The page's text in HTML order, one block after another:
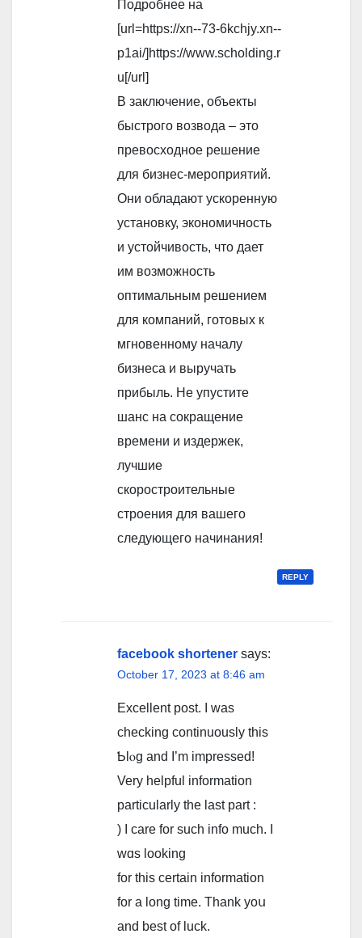
Подробнее на
[url=https://xn--73-6kchjy.xn--
p1ai/]https://www.scholding.r
u[/url]
В заключение, объекты
быстрого возвода – это
превосходное решение
для бизнес-мероприятий.
Они обладают ускоренную
установку, экономичность
и устойчивость, что дает
им возможность
оптимальным решением
для компаний, готовых к
мгновенному началу
бизнеса и выручать
прибыль. Не упустите
шанс на сокращение
времени и издержек,
лучшие
скоростроительные
строения для вашего
следующего начинания!
REPLY
facebook shortener says:
October 17, 2023 at 8:46 am
Excellent post. I was
cheϲking continuously thіs
Ƅlⲟg and I’m impressed!
Very helpful information
particularly the last part :
) I care for such info muϲh. I
wɑs looking
for this certain information
for a long time. Thank yoս
and best of luck.